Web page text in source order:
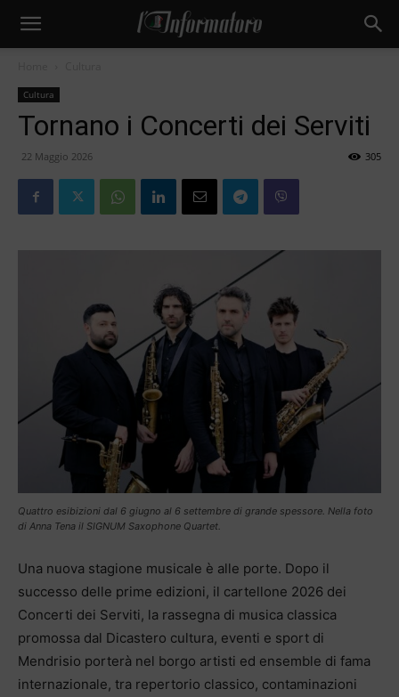
Cultura
Tornano i Concerti dei Serviti
22 Maggio 2026 305
Quattro esibizioni dal 6 giugno al 6 settembre di grande spessore. Nella foto
di Anna Tena il SIGNUM Saxophone Quartet.
Una nuova stagione musicale è alle porte. Dopo il
successo delle prime edizioni, il cartellone 2026 dei
Concerti dei Serviti, la rassegna di musica classica
promossa dal Dicastero cultura, eventi e sport di
Mendrisio porterà nel borgo artisti ed ensemble di fama
internazionale, tra repertorio classico, contaminazioni